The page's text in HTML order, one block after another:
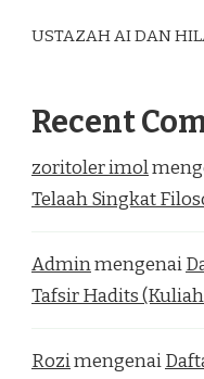
USTAZAH AI DAN
Recent
zoritoler imol
Telaah Singkat
Adminmengenai
Tafsir Hadits
Rozimengenai